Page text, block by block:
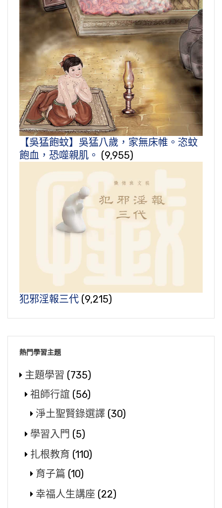
【吳猛飽蚊】吳猛八歲，家無床帷。恣蚊
飽血，恐噬親肌。 (9,955)
犯邪淫報三代 (9,215)
熱門學習主題
主題學習 (735)
祖師行誼 (56)
淨土聖賢錄選譯 (30)
學習入門 (5)
扎根教育 (110)
育子篇 (10)
幸福人生講座 (22)